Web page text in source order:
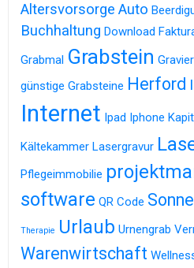
Altersvorsorge Auto
Buchhaltung Download
Grabmal Grabstein
günstige Grabsteine Herford
Internet Ipad Iphone
Kältekammer Lasergravur
Pflegeimmobilie
software QR Code Sonne
Therapie Urlaub Urnengrab
Warenwirtschaft